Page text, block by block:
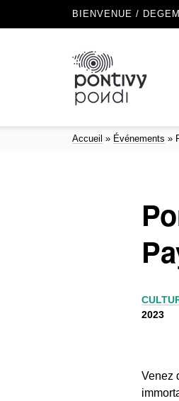
BIENVENUE /
Accueil » Événements »
2023
Venez